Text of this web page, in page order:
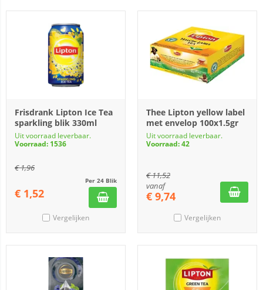
Frisdrank Lipton Ice Tea
sparkling blik 330ml
Uit voorraad leverbaar.
Voorraad: 1536
€1,96
Per 24 Blik
€ 1,52
Vergelijken
Thee Lipton yellow label
met envelop 100x1.5gr
Uit voorraad leverbaar.
Voorraad: 42
€11,52
vanaf
€ 9,74
Vergelijken